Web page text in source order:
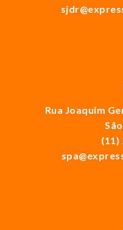
Rua Joaquim
(11)